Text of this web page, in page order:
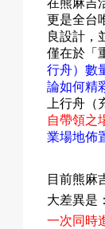
在熊麻吉
更是全台
良設計，
僅在於
行舟）數
論如何精
上行舟
自帶領之
業場地佈
目前熊麻
大差異是：
一次同時